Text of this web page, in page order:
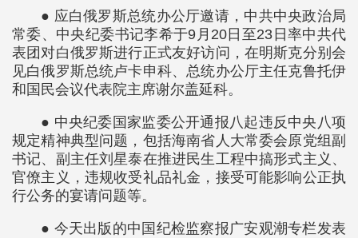
● 应白俄罗斯总统办公厅邀请，中共中央政治局
常委、中央纪委书记李希于9月20日至23日率中共代
表团对白俄罗斯进行正式友好访问，在明斯克分别会
见白俄罗斯总统卢卡申科、总统办公厅主任克鲁托伊
和国民会议代表院主席谢尔盖延科。
● 中央纪委国家监委公开通报八起违反中央八项
规定精神典型问题，包括海南省人大常委会原党组副
书记、副主任刘星泰在推进民生工程中搞形式主义、
官僚主义，违规收受礼品礼金，接受可能影响公正执
行公务的宴请问题等。
● 今天出版的中国纪检监察报广安观潮专栏发表